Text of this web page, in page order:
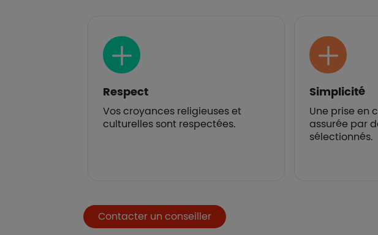
Respect
Vos croyances religieuses et
culturelles sont respectées.
Simplicité
Une prise en
assurée par
sélectionnés.
Boutons et liens
Contacter un conseiller